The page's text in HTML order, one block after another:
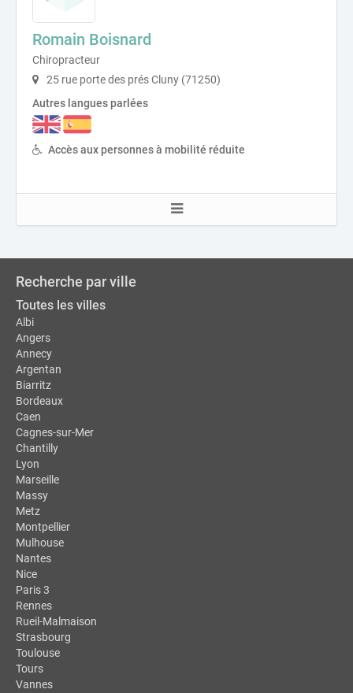
Romain Boisnard
Chiropracteur
25 rue porte des prés Cluny (71250)
Autres langues parlées
Accès aux personnes à mobilité réduite
Recherche par ville
Toutes les villes
Albi
Angers
Annecy
Argentan
Biarritz
Bordeaux
Caen
Cagnes-sur-Mer
Chantilly
Lyon
Marseille
Massy
Metz
Montpellier
Mulhouse
Nantes
Nice
Paris 3
Rennes
Rueil-Malmaison
Strasbourg
Toulouse
Tours
Vannes